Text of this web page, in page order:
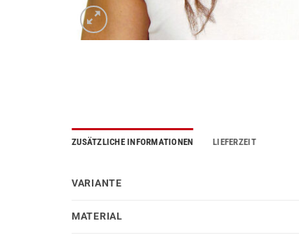
ZUSÄTZLICHE INFORMATIONEN LIEFERZEIT
VARIANTE
MATERIAL